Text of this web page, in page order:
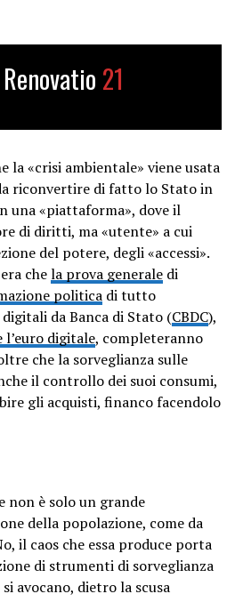
21
la «crisi ambientale» viene usata
riconvertire di fatto lo Stato in
una «piattaforma», dove il
di diritti, ma «utente» a cui
del potere, degli «accessi».
chela prova generale di
politica di tutto
da Banca di Stato (CBDC),
l’euro digitale, completeranno
che la sorveglianza sulle
il controllo dei suoi consumi,
gli acquisti, financo facendolo
non è solo un grande
della popolazione, come da
il caos che essa produce porta
di strumenti di sorveglianza
avocano, dietro la scusa